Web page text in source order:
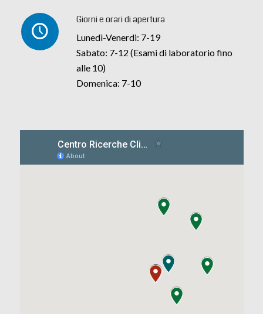
Giorni e orari di apertura
Lunedì-Venerdi: 7-19
Sabato: 7-12 (Esami di laboratorio fino
alle 10)
Domenica: 7-10